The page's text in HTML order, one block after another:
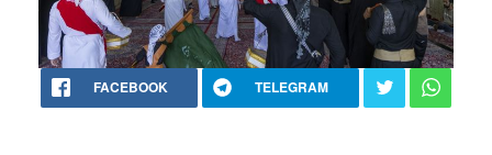
FACEBOOK TELEGRAM